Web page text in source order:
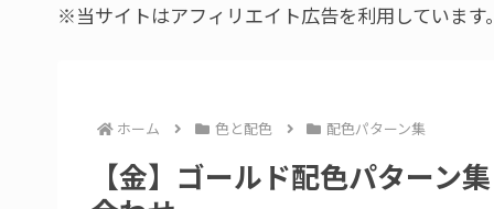
※当サイトはアフィリエイト広告を利用しています
ホーム 色と配色 配色パターン集
【金】ゴールド配色パターン